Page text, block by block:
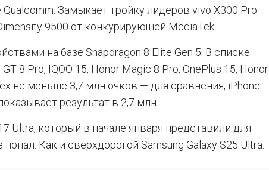
Замыкает тройку лидеров vivo X300 Pro —
9500 от конкурирующей MediaTek.
на базе Snapdragon 8 Elite Gen 5. В списке
8 Pro, IQOO 15, Honor Magic 8 Pro, OnePlus 15, Honor
не меньше 3,7 млн очков — для сравнения, iPhone
результат в 2,7 млн.
Ultra, который в начале января представили для
Как и сверхдорогой Samsung Galaxy S25 Ultra.